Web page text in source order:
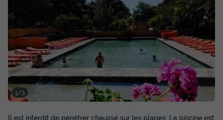
1/3
Il est interdit de pénétrer chaussé sur les plages. La piscine est